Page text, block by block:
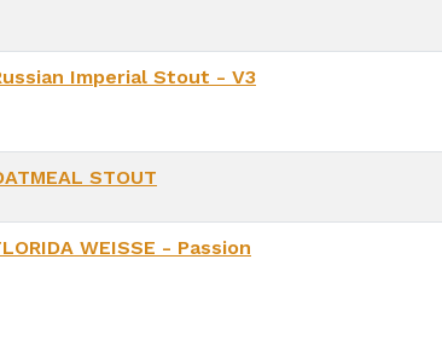
Imperial Stout - V3
STOUT
WEISSE - Passion